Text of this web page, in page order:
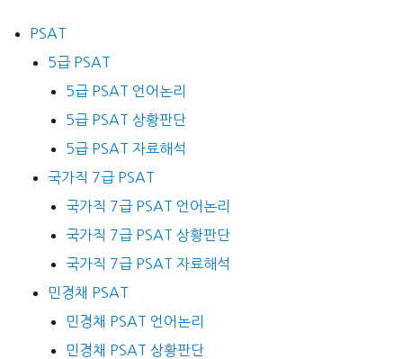
PSAT
5급 PSAT
5급 PSAT 언어논리
5급 PSAT 상황판단
5급 PSAT 자료해석
국가직 7급 PSAT
국가직 7급 PSAT 언어논리
국가직 7급 PSAT 상황판단
국가직 7급 PSAT 자료해석
민경채 PSAT
민경채 PSAT 언어논리
민경채 PSAT 상황판단